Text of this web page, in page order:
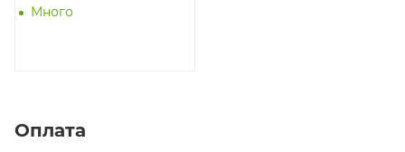
Много
Оплата